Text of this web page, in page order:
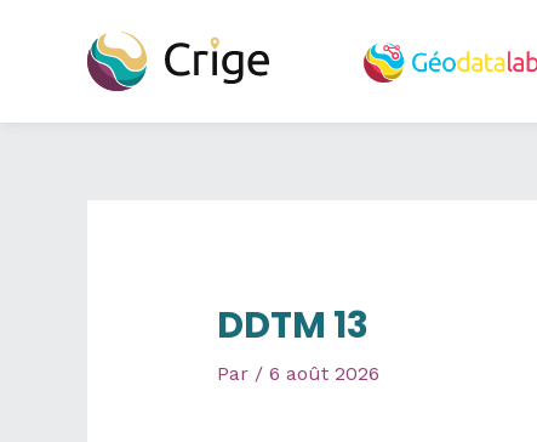
DDTM 13
Par / 6 août 2026